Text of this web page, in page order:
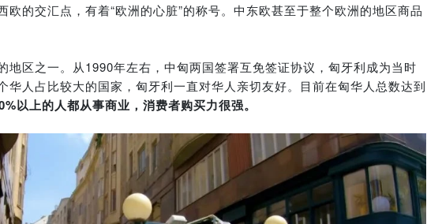
的交汇点，有着“欧洲的心脏”的称号。中东欧甚至于整个欧洲的地区商品
地区之一。从1990年左右，中匈两国签署互免签证协议，匈牙利成为当时
华人占比较大的国家，匈牙利一直对华人亲切友好。目前在匈华人总数达到
以上的人都从事商业，消费者购买力很强。